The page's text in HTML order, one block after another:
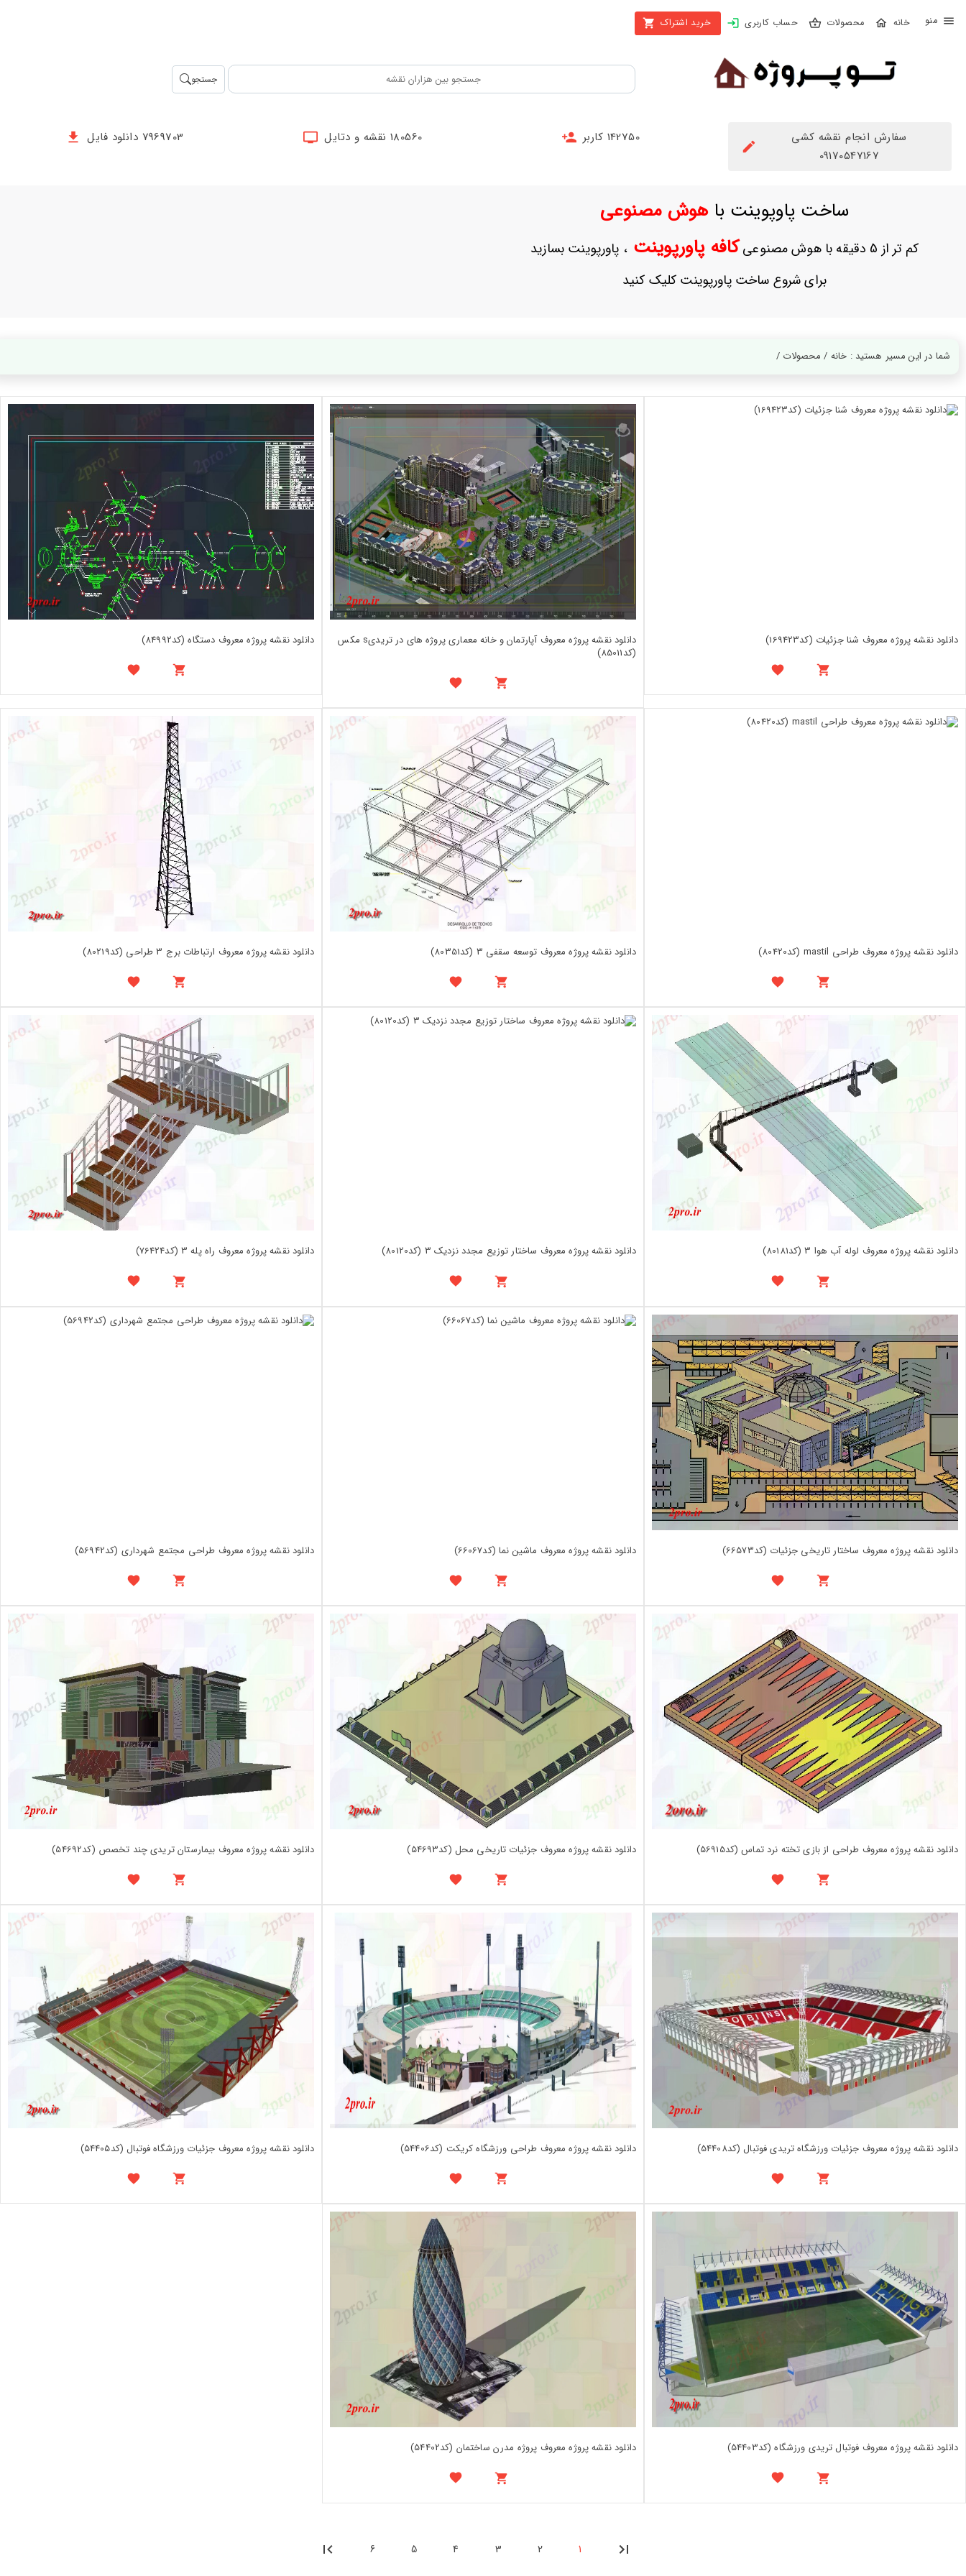
محصولات حساب کاربری خرید اشتراک
بستن
محصولات
حساب
ثبت
نام
جستجو
سفارش انجام نقشه کشی
09170547167
142750 کاربر 180560 نقشه و دتایل 7969703 دانلود فایل
ساخت پاوپوینت باهوش مصنوعی
کم تر از 5 دقیقه با هوش مصنوعی کافه پاورپوینت، پاورپوینت بسازید
برای شروع ساخت پاورپوینت کلیک کنید
شما در این مسیر هستید : خانه / محصولات /
دانلود نقشه پروژه معروف شنا جزئیات (کد169423)
دانلود نقشه پروژه معروف آپارتمان و خانه معماری پروژه های در تریدیs مکس
(کد85011)
دانلود نقشه پروژه معروف دستگاه (کد84992)
دانلود نقشه پروژه معروف طراحی mastil (کد80420) دانلود نقشه پروژه معروف توسعه سقفی 3 (کد80351) دانلود نقشه پروژه معروف ارتباطات برج 3 طراحی (کد80219)
دانلود نقشه پروژه معروف لوله آب هوا 3 (کد80181) دانلود نقشه پروژه معروف ساختار توزیع مجدد نزدیک 3 (کد80120) دانلود نقشه پروژه معروف راه پله 3 (کد76424)
دانلود نقشه پروژه معروف ساختار تاریخی جزئیات (کد66573) دانلود نقشه پروژه معروف ماشین نما (کد66067) دانلود نقشه پروژه معروف طراحی مجتمع شهرداری (کد56942)
دانلود نقشه پروژه معروف طراحی از بازی تخته نرد تماس (کد56915) دانلود نقشه پروژه معروف جزئیات تاریخی محل (کد54693) دانلود نقشه پروژه معروف بیمارستان تریدی چند تخصص (کد54692)
دانلود نقشه پروژه معروف جزئیات ورزشگاه تریدی فوتبال (کد54408) دانلود نقشه پروژه معروف طراحی ورزشگاه کریکت (کد54406) دانلود نقشه پروژه معروف جزئیات ورزشگاه فوتبال (کد54405)
دانلود نقشه پروژه معروف فوتبال تریدی ورزشگاه (کد54403) دانلود نقشه پروژه معروف پروژه مدرن ساختمان (کد54402)
1
2
3
4
5
6